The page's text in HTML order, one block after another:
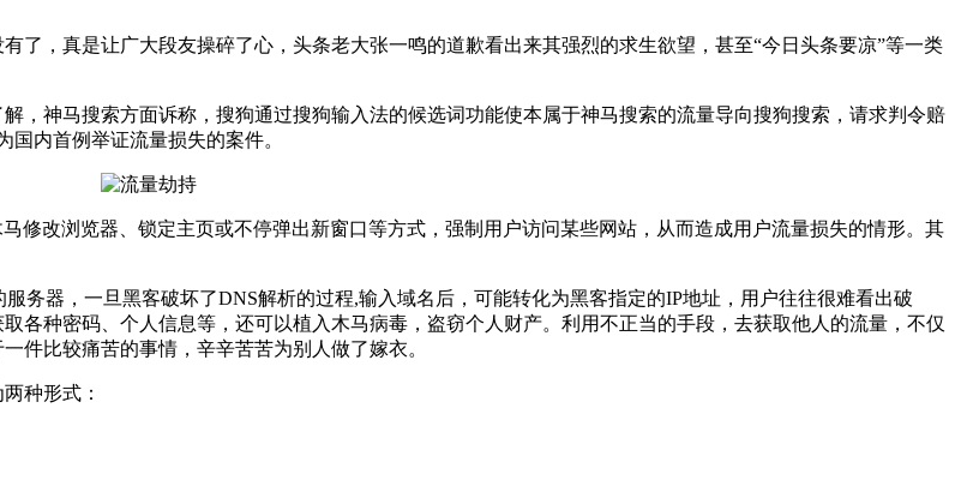
了，真是让广大段友操碎了心，头条老大张一鸣的道歉看出来其强烈的求生欲望，甚至“今日头条要凉”等一类
，神马搜索方面诉称，搜狗通过搜狗输入法的候选词功能使本属于神马搜索的流量导向搜狗搜索，请求判令赔
国内首例举证流量损失的案件。
修改浏览器、锁定主页或不停弹出新窗口等方式，强制用户访问某些网站，从而造成用户流量损失的情形。其
务器，一旦黑客破坏了DNS解析的过程,输入域名后，可能转化为黑客指定的IP地址，用户往往很难看出破
各种密码、个人信息等，还可以植入木马病毒，盗窃个人财产。利用不正当的手段，去获取他人的流量，不仅
件比较痛苦的事情，辛辛苦苦为别人做了嫁衣。
种形式：